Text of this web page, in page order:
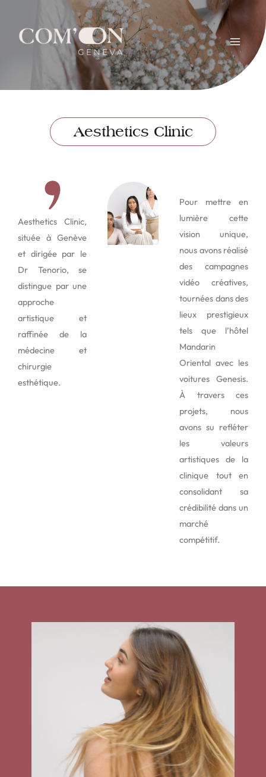
Aesthetics Clinic
Aesthetics Clinic,
située à Genève
et dirigée par le
Dr Tenorio, se
distingue par une
approche
artistique et
raffinée de la
médecine et
chirurgie
esthétique.
Pour mettre en
lumière cette
vision unique,
nous avons réalisé
des campagnes
vidéo créatives,
tournées dans des
lieux prestigieux
tels que l’hôtel
Mandarin
Oriental avec les
voitures Genesis.
À travers ces
projets, nous
avons su refléter
les valeurs
artistiques de la
clinique tout en
consolidant sa
crédibilité dans un
marché
compétitif.